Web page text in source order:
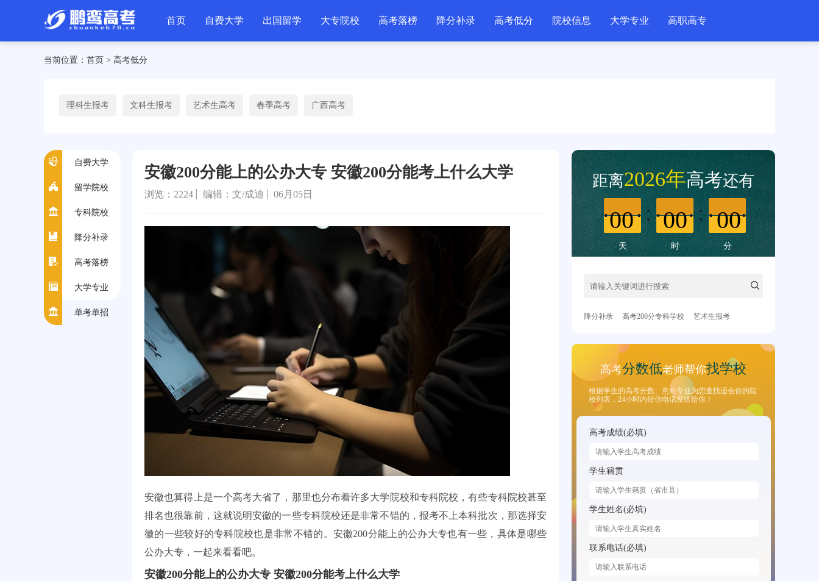
首页 自费大学 出国留学 大专院校 高考落榜 降分补录 高考低分 院校信息 大学专业 高职高专
当前位置： 首页 > 高考低分
理科生报考 文科生报考 艺术生高考 春季高考 广西高考
自费大学
留学院校
专科院校
降分补录
高考落榜
大学专业
单考单招
安徽200分能上的公办大专 安徽200分能考上什么大学
浏览： 2224 编辑：文/成迪 06月05日
安徽也算得上是一个高考大省了，那里也分布着许多大学院校和专科院校，有些专科院校甚至
排名也很靠前，这就说明安徽的一些专科院校还是非常不错的，报考不上本科批次，那选择安
徽的一些较好的专科院校也是非常不错的。安徽200分能上的公办大专也有一些，具体是哪些
公办大专，一起来看看吧。
安徽200分能上的公办大专 安徽200分能考上什么大学
距离2026年高考还有
00 00 00
天 时 分
降分补录 高考200分专科学校 艺术生报考
高考分数低老师帮你找学校
根据学生的高考分数、意向专业为您查找适合你的院
校列表，24小时内短信电话发送给你！
高考成绩(必填)
学生籍贯
学生姓名(必填)
联系电话(必填)